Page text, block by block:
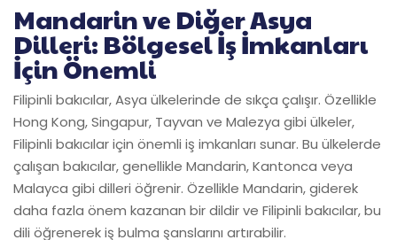
Mandarin ve Diğer Asya
Dilleri: Bölgesel İş İmkanları
İçin Önemli
Filipinli bakıcılar, Asya ülkelerinde de sıkça çalışır. Özellikle
Hong Kong, Singapur, Tayvan ve Malezya gibi ülkeler,
Filipinli bakıcılar için önemli iş imkanları sunar. Bu ülkelerde
çalışan bakıcılar, genellikle Mandarin, Kantonca veya
Malayca gibi dilleri öğrenir. Özellikle Mandarin, giderek
daha fazla önem kazanan bir dildir ve Filipinli bakıcılar, bu
dili öğrenerek iş bulma şanslarını artırabilir.